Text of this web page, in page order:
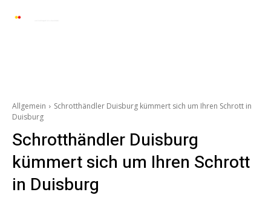
Allgemein
Schrotthändler Duisburg kümmert sich um Ihren Schrott in
Duisburg
Schrotthändler Duisburg
kümmert sich um Ihren Schrott
in Duisburg